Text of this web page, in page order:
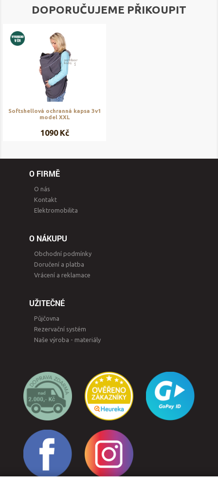
DOPORUČUJEME PŘIKOUPIT
Softshellová ochranná kapsa 3v1
model XXL
1090 Kč
O FIRMĚ
O nás
Kontakt
Elektromobilita
O NÁKUPU
Obchodní podmínky
Doručení a platba
Vrácení a reklamace
UŽITEČNÉ
Půjčovna
Rezervační systém
Naše výroba - materiály